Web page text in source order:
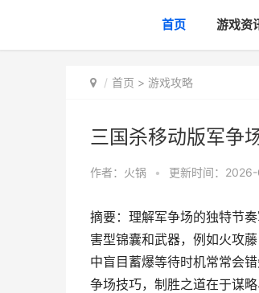
首页 游戏资
首页 > 游戏攻略
三国杀移动版军争
作者： 火锅 • 更新时间：
摘要：理解军争场的独特节
害型锦囊和武器，例如火攻
中盲目蓄爆等待时机常常会
争场技巧，制胜之道在于谋